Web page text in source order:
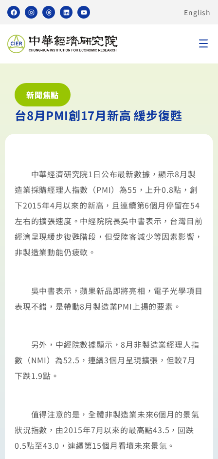
English
新聞焦點
台8月PMI創17月新高 緩步復甦
中華經濟研究院1日公布最新數據，顯示8月製
造業採購經理人指數（PMI）為55，上升0.8點，創
下2015年4月以來的新高，且連續第6個月停留在54
左右的擴張速度。中經院院長吳中書表示，台灣目前
經濟呈現緩步復甦階段，但受陸客減少等因素影響，
非製造業動能仍疲軟。
吳中書表示，蘋果新品即將亮相，電子光學項目
表現不錯，是帶動8月製造業PMI上揚的要素。
另外，中經院數據顯示，8月非製造業經理人指
數（NMI）為52.5，連續3個月呈現擴張，但較7月
下跌1.9點。
值得注意的是，全體非製造業未來6個月的景氣
狀況指數，由2015年7月以來的最高點43.5，回跌
0.5點至43.0，連續第15個月看壞未來景氣。